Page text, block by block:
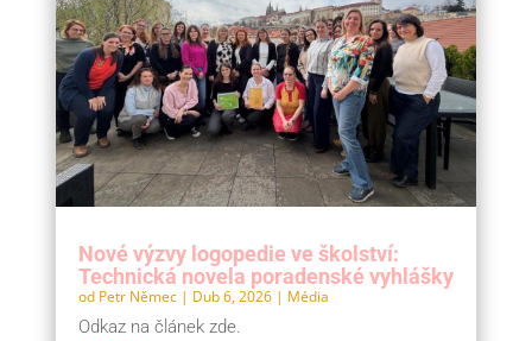
Nové výzvy logopedie ve školství:
Technická novela poradenské vyhlášky
od Petr Němec| Dub 6, 2026| Média
Odkaz na článek zde.